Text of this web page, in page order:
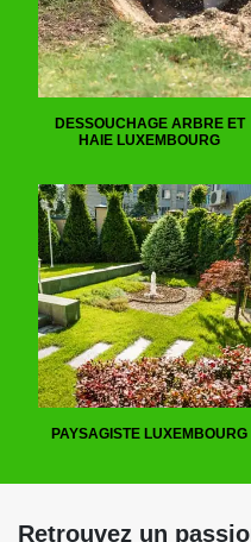
DESSOUCHAGE ARBRE ET
HAIE LUXEMBOURG
PAYSAGISTE LUXEMBOURG
Retrouvez un